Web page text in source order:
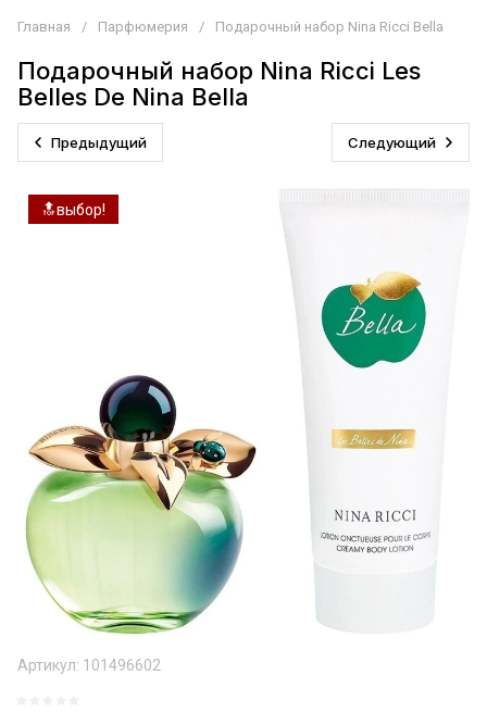
Главная / Парфюмерия / Подарочный набор Nina Ricci Bella
Подарочный набор Nina Ricci Les
Belles De Nina Bella
Предыдущий Следующий
🔝выбор!
Артикул: 101496602